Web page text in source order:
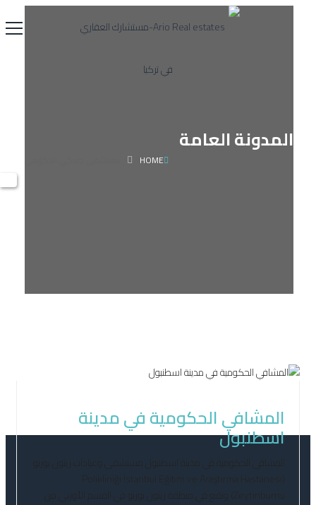
المدونة العامة
HOME
المشافي الحكومية في مدينة
اسطنبول
المشافي الحكومية في مدينة اسطنبول مستشفى وعيادات زيتون بورنو
(Polikliniği İstanbul Eğitim ve Araştırma Hastanesi
Zeytinburnu) وتقع في منطقة زيتون بورنو في القسم الأوربي من